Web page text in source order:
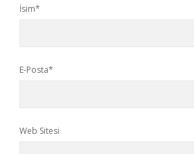
İsim*
E-Posta*
Web Sitesi